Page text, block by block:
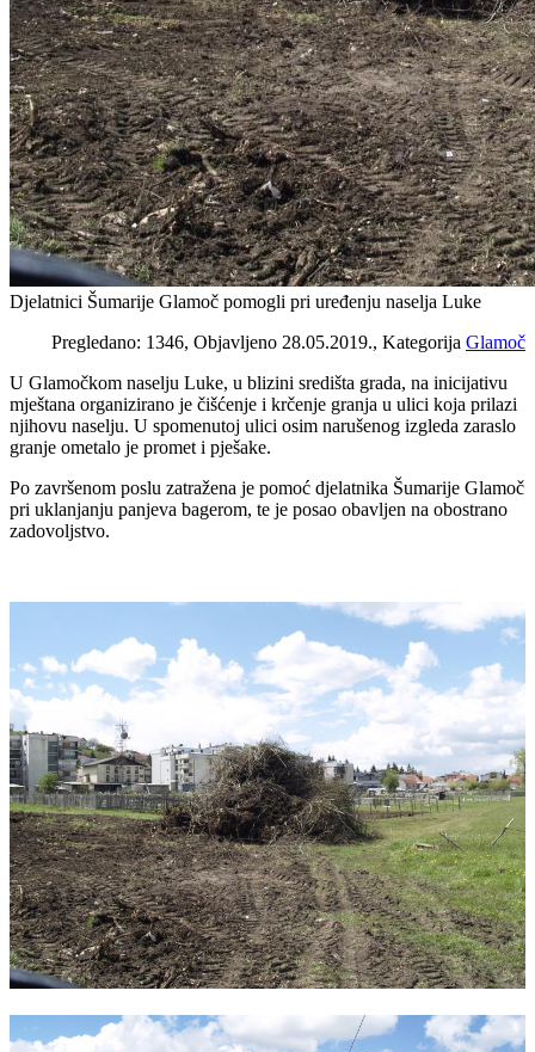
Djelatnici Šumarije Glamoč pomogli pri uređenju naselja Luke
Pregledano: 1346, Objavljeno 28.05.2019., Kategorija Glamoč
U Glamočkom naselju Luke, u blizini središta grada, na inicijativu
mještana organizirano je čišćenje i krčenje granja u ulici koja prilazi
njihovu naselju. U spomenutoj ulici osim narušenog izgleda zaraslo
granje ometalo je promet i pješake.
Po završenom poslu zatražena je pomoć djelatnika Šumarije Glamoč
pri uklanjanju panjeva bagerom, te je posao obavljen na obostrano
zadovoljstvo.